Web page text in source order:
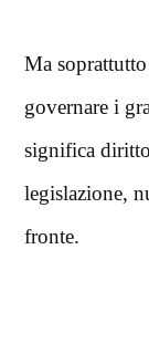
Ma
governare i
significa
legislazione,
fronte.